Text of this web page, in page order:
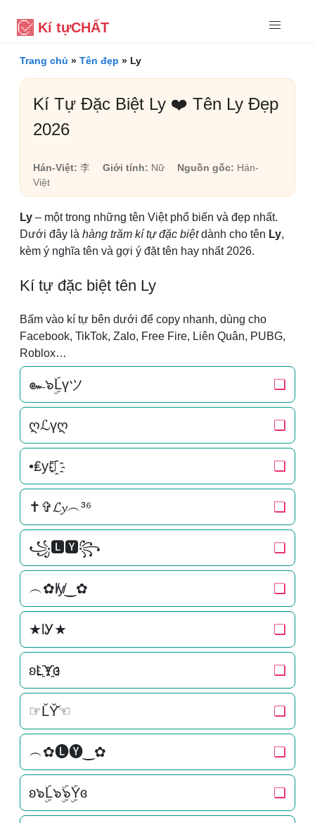
Kí tựCHẤT
Trang chủ » Tên đẹp » Ly
Kí Tự Đặc Biệt Ly ❤️ Tên Ly Đẹp
2026
Hán-Việt: 李 Giới tính: Nữ Nguồn gốc: Hán-
Việt
Ly – một trong những tên Việt phổ biến và đẹp nhất.
Dưới đây là hàng trăm kí tự đặc biệtdành cho tên Ly,
kèm ý nghĩa tên và gợi ý đặt tên hay nhất 2026.
Kí tự đặc biệt tên Ly
Bấm vào kí tự bên dưới để copy nhanh, dùng cho
Facebook, TikTok, Zalo, Free Fire, Liên Quân, PUBG,
Roblox…
๛๖ۣۜLүツ ❏
ღℒүღ ❏
•₤у✿҈ ❏
✝✞𝓛𝔂︵³⁶ ❏
꧁🅻🆈꧂ ❏
︵✿l̸y̸‿✿ ❏
★lᎩ★ ❏
ʚL҈Y҈҈ɞ ❏
☞L̆Y̆̆☜ ❏
︵✿🅛🅨‿✿ ❏
ʚ๖ۣۜL๖ۣۜ๖ۣۜYɞ ❏